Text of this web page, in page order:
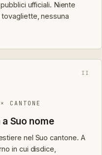
ufficiali. Niente
nessuna
II
CANTONE
Suo nome
nel Suo cantone. A
in cui disdice,